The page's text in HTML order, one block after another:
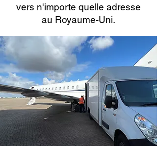
vers n'importe quelle adresse
au Royaume-Uni.